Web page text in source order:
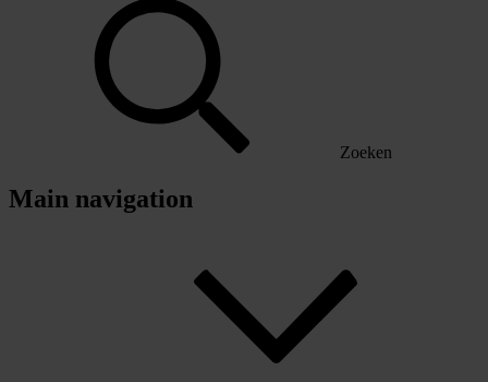
Zoeken
Main navigation